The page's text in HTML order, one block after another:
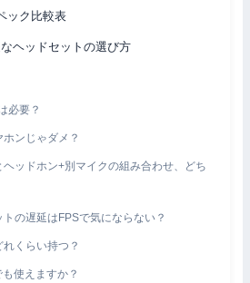
ック比較表
ヘッドセットの選び方
必要？
ンじゃダメ？
ヘッドホン+別マイクの組み合わせ、どち
の遅延はFPSで気にならない？
くらい持つ？
使えますか？